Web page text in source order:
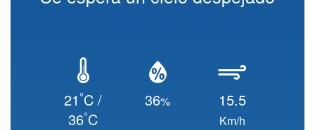
21°C /
36°C
36% 15.5
Km/h